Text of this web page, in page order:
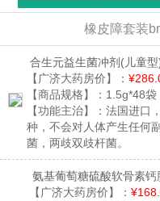
橡皮障套装
合生元益生菌冲剂(儿童型
【广济大药房价】：
【商品规格】： 1.5g*48袋
【功能主治】： 法国进口
种，不会对人体产生任何
菌，两歧双歧杆菌。
氨基葡萄糖硫酸软骨素钙
【广济大药房价】：